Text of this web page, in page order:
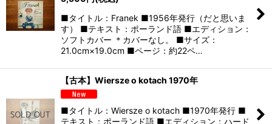
■タイトル：Franek ■1956年発行（だと思いま
す） ■テキスト：ポーランド語 ■エディション：
ソフトカバー ＊カバーなし。 ■サイズ：
21.0cm×19.0cm ■ページ：約22ペ…
【古本】Wiersze o kotach 1970年
■タイトル：Wiersze o kotach ■1970年発行 ■
テキスト：ポーランド語 ■エディション：ハード